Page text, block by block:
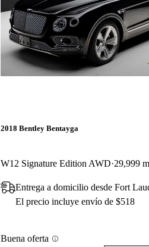
2018 Bentley Bentayga
W12 Signature Edition AWD 29,999
Entrega a domicilio desde Fort
El precio incluye envío de $518
Buena oferta